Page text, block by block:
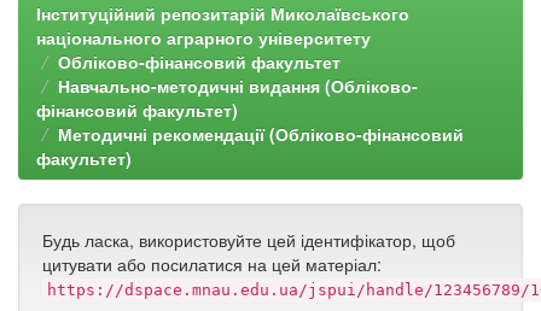
Інституційний репозитарій Миколаївського
національного аграрного університету
Обліково-фінансовий факультет
Навчально-методичні видання (Обліково-
фінансовий факультет)
Методичні рекомендації (Обліково-фінансовий
факультет)
Будь ласка, використовуйте цей ідентифікатор, щоб
цитувати або посилатися на цей матеріал:
https://dspace.mnau.edu.ua/jspui/handle/123456789/